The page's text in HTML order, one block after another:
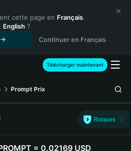
cette page en Français.
English ?
Continuer en Français
Télécharger maintenant
Prompt Prix
Risques
= 0.02169 USD